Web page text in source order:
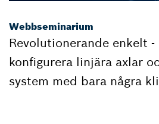
Webbseminarium
Revolutionerande enkelt
konfigurera linjära axlar
system med bara några